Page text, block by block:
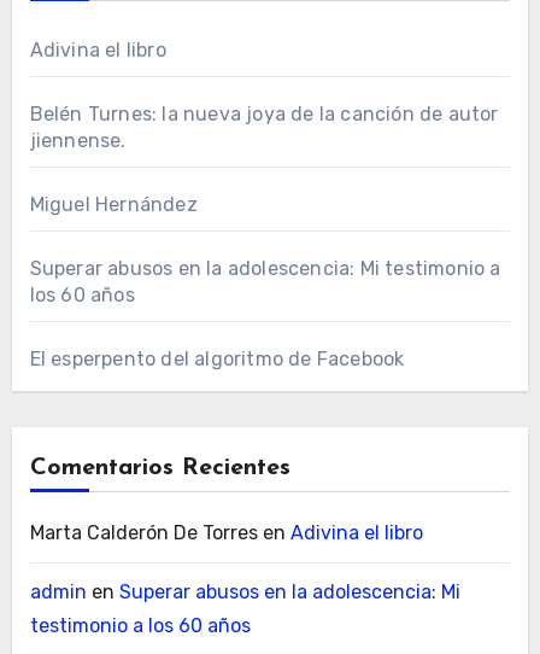
Adivina el libro
Belén Turnes: la nueva joya de la canción de autor
jiennense.
Miguel Hernández
Superar abusos en la adolescencia: Mi testimonio a
los 60 años
El esperpento del algoritmo de Facebook
Comentarios Recientes
Marta Calderón De Torresen Adivina el libro
admin en Superar abusos en la adolescencia: Mi
testimonio a los 60 años